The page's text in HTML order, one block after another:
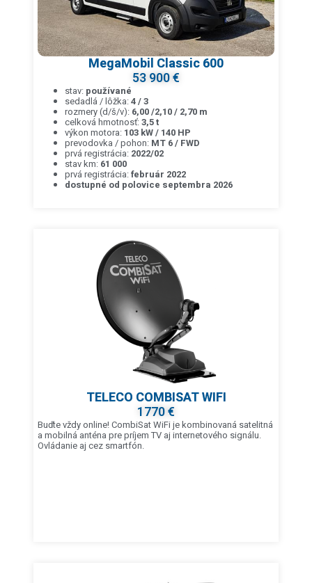
MegaMobil Classic 600
53 900 €
stav: používané
sedadlá / lôžka:4 / 3
rozmery (d/š/v): 6,00 /2,10 / 2,70 m
celková hmotnosť:3,5 t
výkon motora: 103 kW / 140 HP
prevodovka / pohon: MT 6 / FWD
prvá registrácia: 2022/02
stav km: 61 000
prvá registrácia:február 2022
dostupné od polovice septembra 2026
TELECO COMBISAT WIFI
1770 €
Buďte vždy online! CombiSat WiFi je kombinovaná satelitná
a mobilná anténa pre príjem TV aj internetového signálu.
Ovládanie aj cez smartfón.